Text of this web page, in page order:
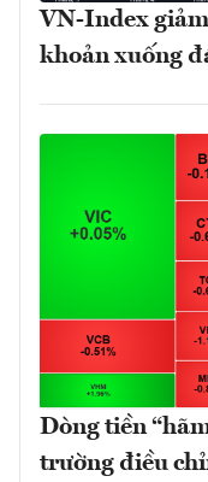
VN-Index
khoản xuống
Dòng tiền
trường điều